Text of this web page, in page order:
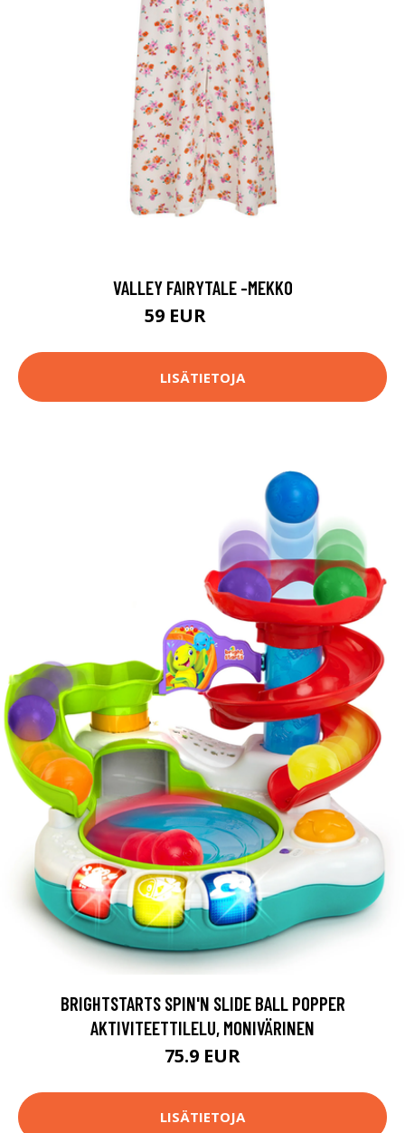
VALLEY FAIRYTALE -MEKKO
59 EUR
LISÄTIETOJA
BRIGHTSTARTS SPIN'N SLIDE BALL POPPER
AKTIVITEETTILELU, MONIVÄRINEN
75.9 EUR
LISÄTIETOJA